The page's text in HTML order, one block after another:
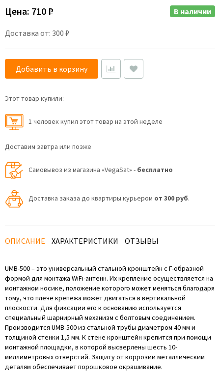
Цена: 710 ₽
Доставка от: 300 ₽
В наличии
Добавить в корзину
Этот товар купили:
1 человек купил этот товар на этой неделе
Доставим завтра или позже
Самовывоз из магазина «VegaSat» - бесплатно
Доставка заказа до квартиры курьером от 300 руб.
ОПИСАНИЕ ХАРАКТЕРИСТИКИ ОТЗЫВЫ
UMB-500 – это универсальный стальной кронштейн с Г-образной
формой для монтажа WiFi-антенн. Их крепление осуществляется на
монтажном носике, положение которого может меняться благодаря
тому, что плече крепежа может двигаться в вертикальной
плоскости. Для фиксации его к основанию используется
специальный шарнирный механизм с болтовым соединением.
Производится UMB-500 из стальной трубы диаметром 40 мм и
толщиной стенки 1,5 мм. К стене кронштейн крепится при помощи
монтажной площадки, в которой высверлены шесть 10-
миллиметровых отверстий. Защиту от коррозии металлическим
деталям обеспечивает порошковое окрашивание.